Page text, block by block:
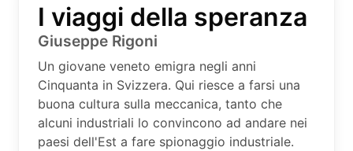
I viaggi della speranza
Giuseppe Rigoni
Un giovane veneto emigra negli anni
Cinquanta in Svizzera. Qui riesce a farsi una
buona cultura sulla meccanica, tanto che
alcuni industriali lo convincono ad andare nei
paesi dell'Est a fare spionaggio industriale.